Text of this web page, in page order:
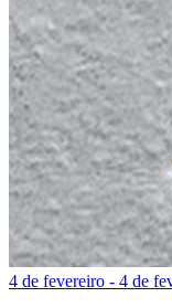
4 de fevereiro - 4 de